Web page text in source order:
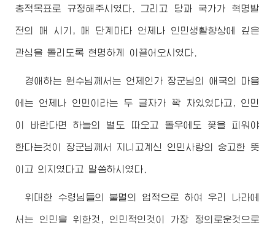
총적목표로 규정해주시였다. 그리고 당과 국가가 혁명발
전의 매 시기, 매 단계마다 언제나 인민생활향상에 깊은
관심을 돌리도록 현명하게 이끌어오시였다.
경애하는 원수님 께서는 언제인가장군님의 애국의 마음
에는 언제나 인민이라는 두 글자가 꽉 차있었다고, 인민
이 바란다면 하늘의 별도 따오고 돌우에도 꽃을 피워야
한다는것이 장군님 께서 지니고계신 인민사랑의 숭고한 뜻
이고 의지였다고 말씀하시였다.
위대한 수령님 들의 불멸의 업적으로 하여 우리 나라에
서는 인민을 위한것, 인민적인것이 가장 정의로운것으로